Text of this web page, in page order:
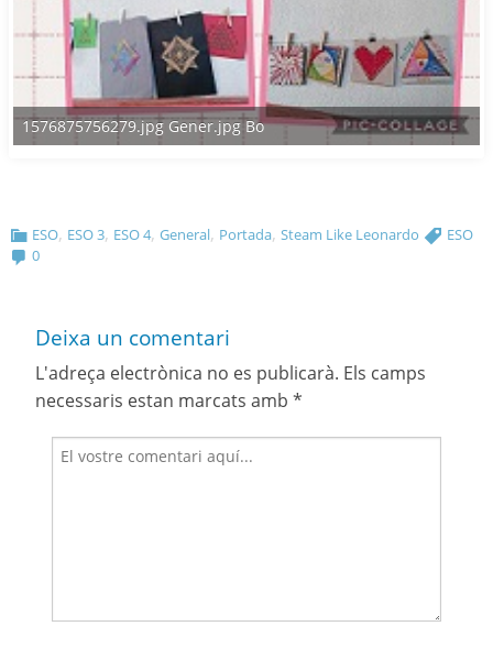
1576875756279.jpg Gener.jpg Bo
ESO, ESO 3, ESO 4,General, Portada,Steam Like Leonardo
ESO
0
Deixa un comentari
L'adreça electrònica no es publicarà. Els camps
necessaris estan marcats amb *